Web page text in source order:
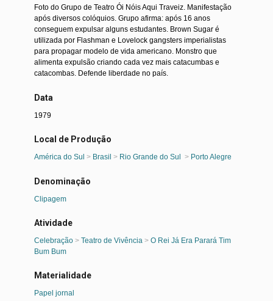
Foto do Grupo de Teatro Ói Nóis Aqui Traveiz. Manifestação
após diversos colóquios. Grupo afirma: após 16 anos
conseguem expulsar alguns estudantes. Brown Sugar é
utilizada por Flashman e Lovelock gangsters imperialistas
para propagar modelo de vida americano. Monstro que
alimenta expulsão criando cada vez mais catacumbas e
catacombas. Defende liberdade no país.
Data
1979
Local de Produção
América do Sul > Brasil > Rio Grande do Sul > Porto Alegre
Denominação
Clipagem
Atividade
Celebração> Teatro de Vivência> O Rei Já Era Parará Tim
Bum Bum
Materialidade
Papel jornal